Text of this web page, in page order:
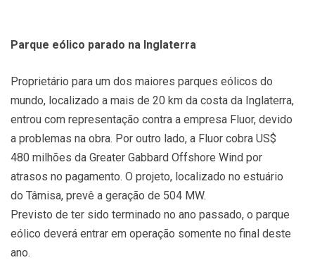
Parque eólico parado na Inglaterra
Proprietário para um dos maiores parques eólicos do
mundo, localizado a mais de 20 km da costa da Inglaterra,
entrou com representação contra a empresa Fluor, devido
a problemas na obra. Por outro lado, a Fluor cobra US$
480 milhões da Greater Gabbard Offshore Wind por
atrasos no pagamento. O projeto, localizado no estuário
do Tâmisa, prevê a geração de 504 MW.
Previsto de ter sido terminado no ano passado, o parque
eólico deverá entrar em operação somente no final deste
ano.